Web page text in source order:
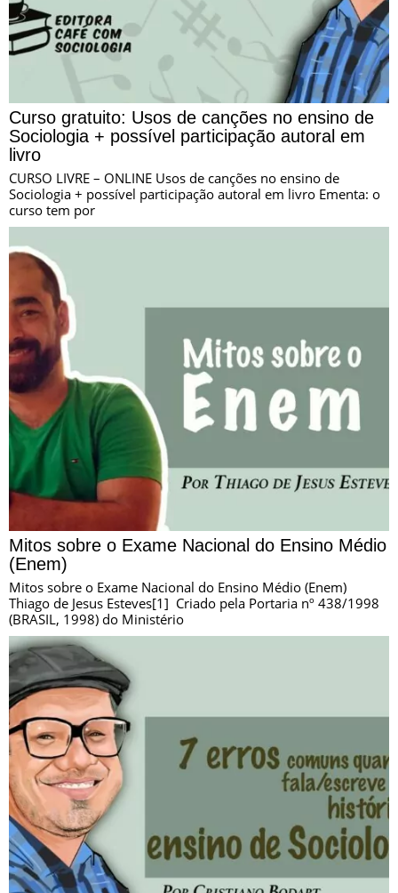
Curso gratuito: Usos de canções no ensino de
Sociologia + possível participação autoral em
livro
CURSO LIVRE – ONLINE Usos de canções no ensino de
Sociologia + possível participação autoral em livro Ementa: o
curso tem por
Mitos sobre o Exame Nacional do Ensino Médio
(Enem)
Mitos sobre o Exame Nacional do Ensino Médio (Enem)
Thiago de Jesus Esteves[1] Criado pela Portaria nº 438/1998
(BRASIL, 1998) do Ministério